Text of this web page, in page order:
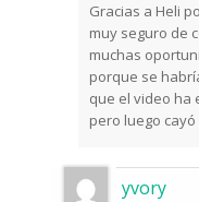
Gracias a Heli
muy seguro de
muchas
porque se
que el video ha
pero luego cayó
yvory